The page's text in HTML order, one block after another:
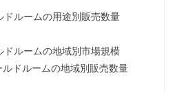
ルームの用途別販売数量
ルームの地域別市場規模
ドルームの地域別販売数量